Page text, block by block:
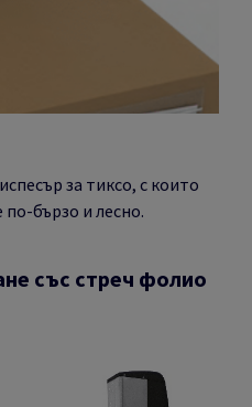
за тиксо, с които
бързо и лесно.
със стреч фолио